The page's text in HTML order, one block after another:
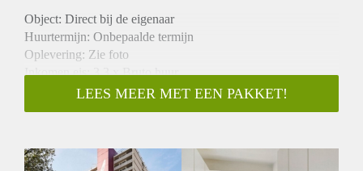
Object: Direct bij de eigenaar
Huurtermijn: Onbepaalde termijn
Oplevering: Zie foto
Inkomen eis: 3,3 x Bruto huur
Garantiestelling mogelijk: Ja
Borg: 1 Maand
Huisdieren toegestaan: Afhankelijk van de Eigenaar
LEES MEER MET EEN PAKKET!